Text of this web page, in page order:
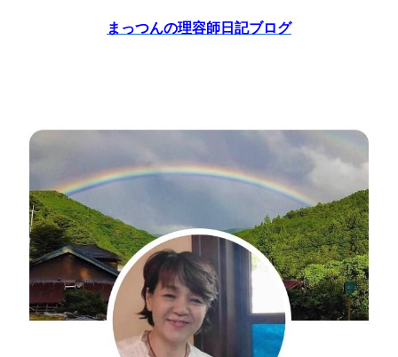
まっつんの理容師日記ブログ